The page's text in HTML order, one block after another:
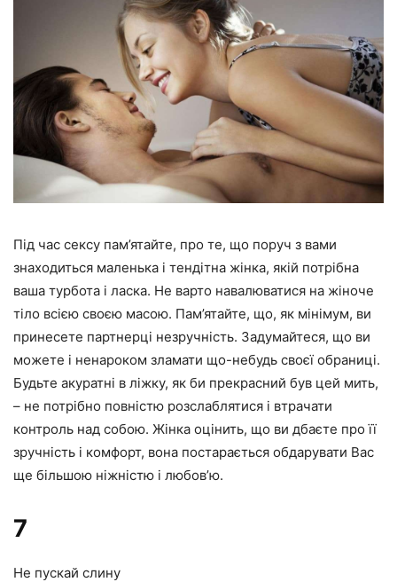
Під час сексу пам’ятайте, про те, що поруч з вами
знаходиться маленька і тендітна жінка, якій потрібна
ваша турбота і ласка. Не варто навалюватися на жіноче
тіло всією своєю масою. Пам’ятайте, що, як мінімум, ви
принесете партнерці незручність. Задумайтеся, що ви
можете і ненароком зламати що-небудь своєї обраниці.
Будьте акуратні в ліжку, як би прекрасний був цей мить,
– не потрібно повністю розслаблятися і втрачати
контроль над собою. Жінка оцінить, що ви дбаєте про її
зручність і комфорт, вона постарається обдарувати Вас
ще більшою ніжністю і любов’ю.
7
Не пускай слину